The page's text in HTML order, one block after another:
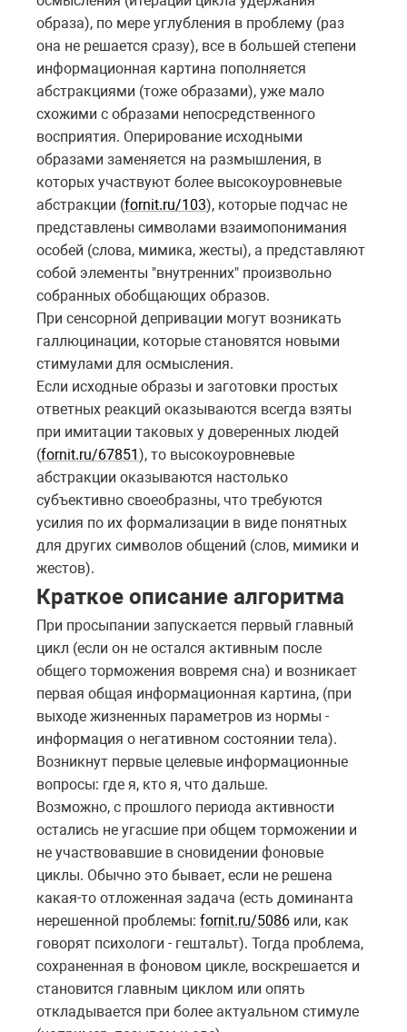
образа), по мере углубления в проблему (раз
она не решается сразу), все в большей степени
информационная картина пополняется
абстракциями (тоже образами), уже мало
схожими с образами непосредственного
восприятия. Оперирование исходными
образами заменяется на размышления, в
которых участвуют более высокоуровневые
абстракции (fornit.ru/103), которые подчас не
представлены символами взаимопонимания
особей (слова, мимика, жесты), а представляют
собой элементы "внутренних" произвольно
собранных обобщающих образов.
При сенсорной депривации могут возникать
галлюцинации, которые становятся новыми
стимулами для осмысления.
Если исходные образы и заготовки простых
ответных реакций оказываются всегда взяты
при имитации таковых у доверенных людей
(fornit.ru/67851 ), то высокоуровневые
абстракции оказываются настолько
субъективно своеобразны, что требуются
усилия по их формализации в виде понятных
для других символов общений (слов, мимики и
жестов).
Краткое описание алгоритма
При просыпании запускается первый главный
цикл (если он не остался активным после
общего торможения вовремя сна) и возникает
первая общая информационная картина, (при
выходе жизненных параметров из нормы -
информация о негативном состоянии тела).
Возникнут первые целевые информационные
вопросы: где я, кто я, что дальше.
Возможно, с прошлого периода активности
остались не угасшие при общем торможении и
не участвовавшие в сновидении фоновые
циклы. Обычно это бывает, если не решена
какая-то отложенная задача (есть доминанта
нерешенной проблемы: fornit.ru/5086 или, как
говорят психологи - гештальт). Тогда проблема,
сохраненная в фоновом цикле, воскрешается и
становится главным циклом или опять
откладывается при более актуальном стимуле